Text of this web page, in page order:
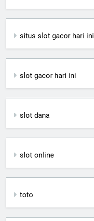
situs slot gacor hari ini
slot gacor hari ini
slot dana
slot online
toto